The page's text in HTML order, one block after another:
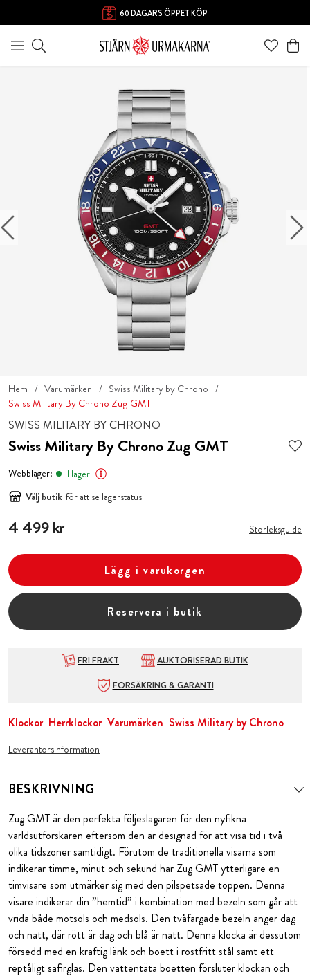
60 DAGARS ÖPPET KÖP
Hem Varumärken
Swiss Military by Chrono
Swiss Military By Chrono Zug GMT
SWISS MILITARY BY CHRONO
Swiss Military By Chrono Zug GMT
Webblager:
I lager
Välj butik för att se lagerstatus
Pris: 4 499 kr
4 499 kr Storleksguide
Lägg i varukorgen
Reservera i butik
FRI FRAKT
AUKTORISERAD BUTIK
FÖRSÄKRING & GARANTI
Klockor Herrklockor Varumärken Swiss Military by Chrono
Leverantörsinformation
BESKRIVNING
Zug GMT är den perfekta följeslagaren för den nyfikna
världsutforskaren eftersom den är designad för att visa tid i två
olika tidszoner samtidigt. Förutom de traditionella visarna som
indikerar timme, minut och sekund har Zug GMT ytterligare en
timvisare som utmärker sig med den pilspetsade toppen. Denna
visare indikerar din ”hemtid” i kombination med bezeln som går att
vrida både motsols och medsols. Den tvåfärgade bezeln anger dag
och natt, där rött är dag och blå är natt. Denna klocka är dessutom
försedd med en kraftig länk och boett i rostfritt stål samt ett
reptåligt safirglas. Den vattentäta boetten försluter klockan och